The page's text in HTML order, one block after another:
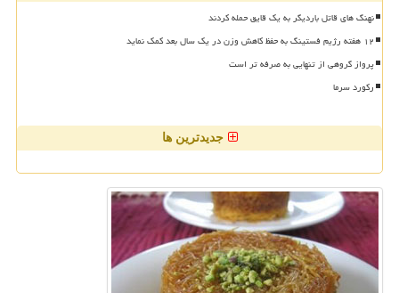
نهنگ های قاتل باردیگر به یک قایق حمله کردند
۱۲ هفته رژیم فستینگ به حفظ کاهش وزن در یک سال بعد کمک نماید
پرواز گروهی از تنهایی به صرفه تر است
رکورد سرما
جدیدترین ها